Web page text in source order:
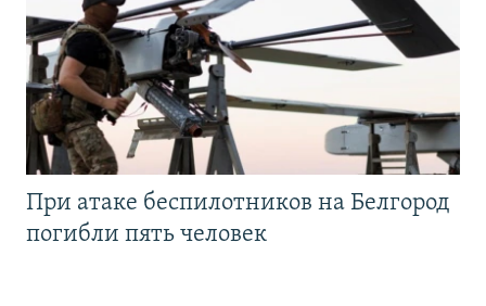
При атаке беспилотников на Белгород
погибли пять человек